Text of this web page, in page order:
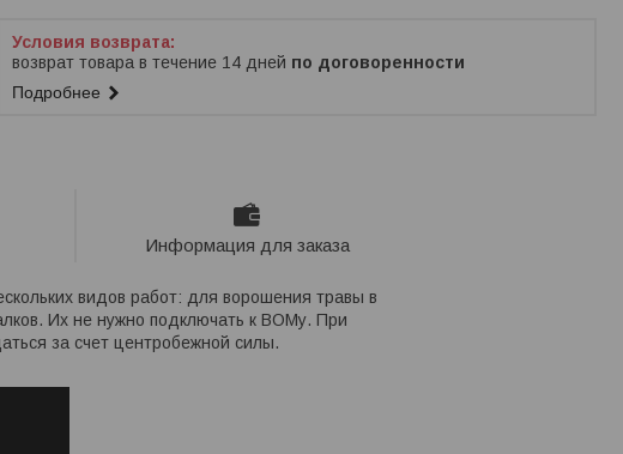
возврат товара в течение 14 дней по договоренности
Подробнее
Информация для заказа
видов работ: для ворошения травы в
Их не нужно подключать к ВОМу. При
за счет центробежной силы.